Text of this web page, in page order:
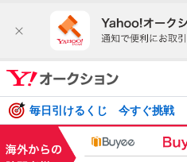
毎日引けるくじ 今すぐ挑戦